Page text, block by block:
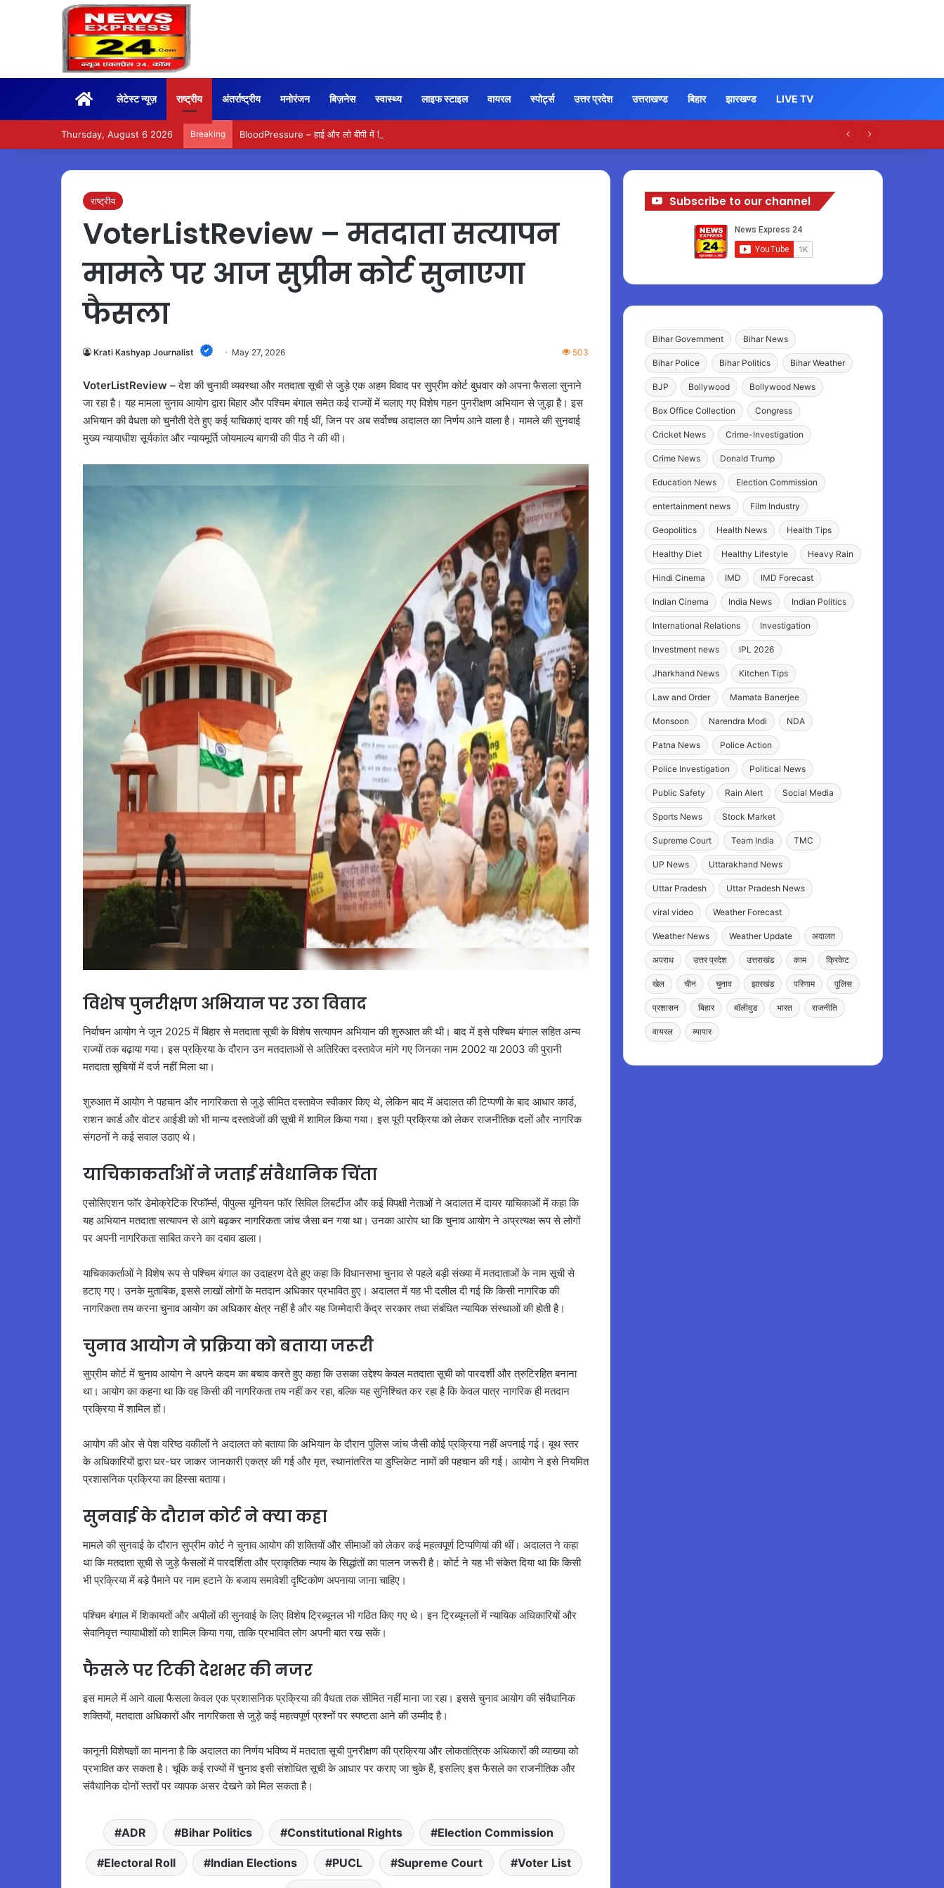
Homeलेटेस्ट न्यूज़ राष्ट्रीय अंतर्राष्ट्रीय मनोरंजन बिज़नेस स्वास्थ्य लाइफ स्टाइल वायरल स्पोर्ट्स उत्तर प्रदेश उत्तराखण्ड बिहार झारखण्ड LIVE TV
Thursday, August 6 2026 Breaking BloodPressure – हाई और लो बीपी में कितना नमक खाना सही, डॉक्टर ने बताया सुरक्षित मात्रा…
राष्ट्रीय
VoterListReview – मतदाता सत्यापन
मामले पर आज सुप्रीम कोर्ट सुनाएगा
फैसला
Krati Kashyap Journalist May 27, 2026 503
VoterListReview –देश की चुनावी व्यवस्था और मतदाता सूची से जुड़े एक अहम विवाद पर सुप्रीम कोर्ट बुधवार को अपना फैसला सुनाने
जा रहा है। यह मामला चुनाव आयोग द्वारा बिहार और पश्चिम बंगाल समेत कई राज्यों में चलाए गए विशेष गहन पुनरीक्षण अभियान से जुड़ा है। इस
अभियान की वैधता को चुनौती देते हुए कई याचिकाएं दायर की गई थीं, जिन पर अब सर्वोच्च अदालत का निर्णय आने वाला है। मामले की सुनवाई
मुख्य न्यायाधीश सूर्यकांत और न्यायमूर्ति जोयमाल्य बागची की पीठ ने की थी।
विशेष पुनरीक्षण अभियान पर उठा विवाद
निर्वाचन आयोग ने जून 2025 में बिहार से मतदाता सूची के विशेष सत्यापन अभियान की शुरुआत की थी। बाद में इसे पश्चिम बंगाल सहित अन्य
राज्यों तक बढ़ाया गया। इस प्रक्रिया के दौरान उन मतदाताओं से अतिरिक्त दस्तावेज मांगे गए जिनका नाम 2002 या 2003 की पुरानी
मतदाता सूचियों में दर्ज नहीं मिला था।
शुरुआत में आयोग ने पहचान और नागरिकता से जुड़े सीमित दस्तावेज स्वीकार किए थे, लेकिन बाद में अदालत की टिप्पणी के बाद आधार कार्ड,
राशन कार्ड और वोटर आईडी को भी मान्य दस्तावेजों की सूची में शामिल किया गया। इस पूरी प्रक्रिया को लेकर राजनीतिक दलों और नागरिक
संगठनों ने कई सवाल उठाए थे।
याचिकाकर्ताओं ने जताई संवैधानिक चिंता
एसोसिएशन फॉर डेमोक्रेटिक रिफॉर्म्स, पीपुल्स यूनियन फॉर सिविल लिबर्टीज और कई विपक्षी नेताओं ने अदालत में दायर याचिकाओं में कहा कि
यह अभियान मतदाता सत्यापन से आगे बढ़कर नागरिकता जांच जैसा बन गया था। उनका आरोप था कि चुनाव आयोग ने अप्रत्यक्ष रूप से लोगों
पर अपनी नागरिकता साबित करने का दबाव डाला।
याचिकाकर्ताओं ने विशेष रूप से पश्चिम बंगाल का उदाहरण देते हुए कहा कि विधानसभा चुनाव से पहले बड़ी संख्या में मतदाताओं के नाम सूची से
हटाए गए। उनके मुताबिक, इससे लाखों लोगों के मतदान अधिकार प्रभावित हुए। अदालत में यह भी दलील दी गई कि किसी नागरिक की
नागरिकता तय करना चुनाव आयोग का अधिकार क्षेत्र नहीं है और यह जिम्मेदारी केंद्र सरकार तथा संबंधित न्यायिक संस्थाओं की होती है।
चुनाव आयोग ने प्रक्रिया को बताया जरूरी
सुप्रीम कोर्ट में चुनाव आयोग ने अपने कदम का बचाव करते हुए कहा कि उसका उद्देश्य केवल मतदाता सूची को पारदर्शी और त्रुटिरहित बनाना
था। आयोग का कहना था कि वह किसी की नागरिकता तय नहीं कर रहा, बल्कि यह सुनिश्चित कर रहा है कि केवल पात्र नागरिक ही मतदान
प्रक्रिया में शामिल हों।
आयोग की ओर से पेश वरिष्ठ वकीलों ने अदालत को बताया कि अभियान के दौरान पुलिस जांच जैसी कोई प्रक्रिया नहीं अपनाई गई। बूथ स्तर
के अधिकारियों द्वारा घर-घर जाकर जानकारी एकत्र की गई और मृत, स्थानांतरित या डुप्लिकेट नामों की पहचान की गई। आयोग ने इसे नियमित
प्रशासनिक प्रक्रिया का हिस्सा बताया।
सुनवाई के दौरान कोर्ट ने क्या कहा
मामले की सुनवाई के दौरान सुप्रीम कोर्ट ने चुनाव आयोग की शक्तियों और सीमाओं को लेकर कई महत्वपूर्ण टिप्पणियां की थीं। अदालत ने कहा
था कि मतदाता सूची से जुड़े फैसलों में पारदर्शिता और प्राकृतिक न्याय के सिद्धांतों का पालन जरूरी है। कोर्ट ने यह भी संकेत दिया था कि किसी
भी प्रक्रिया में बड़े पैमाने पर नाम हटाने के बजाय समावेशी दृष्टिकोण अपनाया जाना चाहिए।
पश्चिम बंगाल में शिकायतों और अपीलों की सुनवाई के लिए विशेष ट्रिब्यूनल भी गठित किए गए थे। इन ट्रिब्यूनलों में न्यायिक अधिकारियों और
सेवानिवृत्त न्यायाधीशों को शामिल किया गया, ताकि प्रभावित लोग अपनी बात रख सकें।
फैसले पर टिकी देशभर की नजर
इस मामले में आने वाला फैसला केवल एक प्रशासनिक प्रक्रिया की वैधता तक सीमित नहीं माना जा रहा। इससे चुनाव आयोग की संवैधानिक
शक्तियों, मतदाता अधिकारों और नागरिकता से जुड़े कई महत्वपूर्ण प्रश्नों पर स्पष्टता आने की उम्मीद है।
कानूनी विशेषज्ञों का मानना है कि अदालत का निर्णय भविष्य में मतदाता सूची पुनरीक्षण की प्रक्रिया और लोकतांत्रिक अधिकारों की व्याख्या को
प्रभावित कर सकता है। चूंकि कई राज्यों में चुनाव इसी संशोधित सूची के आधार पर कराए जा चुके हैं, इसलिए इस फैसले का राजनीतिक और
संवैधानिक दोनों स्तरों पर व्यापक असर देखने को मिल सकता है।
ADR Bihar Politics Constitutional Rights Election Commission
Electoral Roll Indian Elections PUCL Supreme Court Voter List
Subscribe to our channel
Bihar Government Bihar News
Bihar Police Bihar Politics Bihar Weather
BJP Bollywood Bollywood News
Box Office Collection Congress
Cricket News Crime-Investigation
Crime News Donald Trump
Education News Election Commission
entertainment news Film Industry
Geopolitics Health News Health Tips
Healthy Diet Healthy Lifestyle Heavy Rain
Hindi Cinema IMD IMD Forecast
Indian Cinema India News Indian Politics
International Relations Investigation
Investment news IPL 2026
Jharkhand News Kitchen Tips
Law and Order Mamata Banerjee
Monsoon Narendra Modi NDA
Patna News Police Action
Police Investigation Political News
Public Safety Rain Alert Social Media
Sports News Stock Market
Supreme Court Team India TMC
UP News Uttarakhand News
Uttar Pradesh Uttar Pradesh News
viral video Weather Forecast
Weather News Weather Update अदालत
अपराध उत्तर प्रदेश उत्तराखंड काम क्रिकेट
खेल चीन चुनाव झारखंड परिणाम पुलिस
प्रशासन बिहार बॉलीवुड भारत राजनीति
वायरल व्यापार